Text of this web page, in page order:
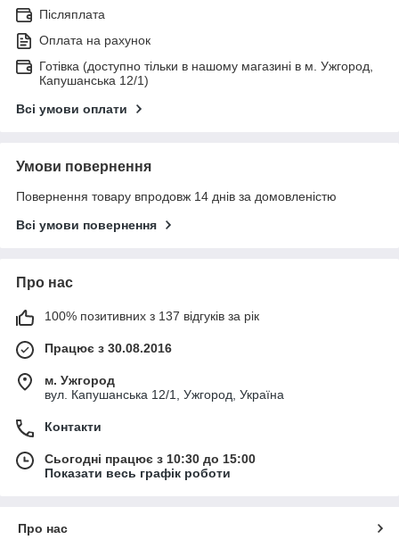
Післяплата
Оплата на рахунок
Готівка (доступно тільки в нашому магазині в м. Ужгород,
Капушанська 12/1)
Всі умови оплати
Умови повернення
Повернення товару впродовж 14 днів за домовленістю
Всі умови повернення
Про нас
100% позитивних з 137 відгуків за рік
Працює з 30.08.2016
м. Ужгород
вул. Капушанська 12/1, Ужгород, Україна
Контакти
Сьогодні працює з 10:30 до 15:00
Показати весь графік роботи
Про нас